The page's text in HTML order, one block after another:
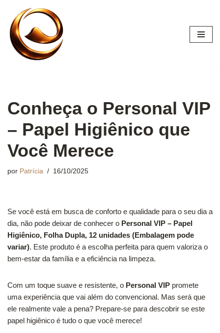
Pular
para
conteúdo
Conheça o Personal VIP
– Papel Higiênico que
Você Merece
por Patrícia 16/10/2025
Se você está em busca de conforto e qualidade para o seu dia a
dia, não pode deixar de conhecer o Personal VIP – Papel
Higiênico, Folha Dupla, 12 unidades (Embalagem pode
variar). Este produto é a escolha perfeita para quem valoriza o
bem-estar da família e a eficiência na limpeza.
Com um toque suave e resistente, o Personal VIP promete
uma experiência que vai além do convencional. Mas será que
ele realmente vale a pena? Prepare-se para descobrir se este
papel higiênico é tudo o que você merece!